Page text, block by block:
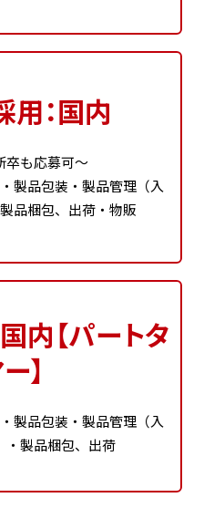
用：国内
卒も応募可～
製品包装・製品管理（入
品梱包、出荷・物販
内【パートタ
】
製品包装・製品管理（入
・製品梱包、出荷